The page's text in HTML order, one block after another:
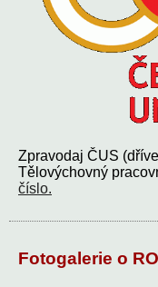
Zpravodaj ČUS
Tělovýchovný
číslo.
Fotogalerie o